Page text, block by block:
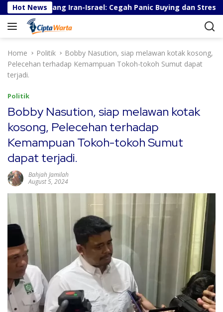
k
Hot News
Perang Iran-Israel: Cegah Panic Buying dan Stres
Home Politik
Bobby Nasution, siap melawan kotak kosong,
Pelecehan terhadap Kemampuan Tokoh-tokoh Sumut dapat
terjadi.
Politik
Bobby Nasution, siap melawan kotak
kosong, Pelecehan terhadap
Kemampuan Tokoh-tokoh Sumut
dapat terjadi.
Bahjah Jamilah
August 5, 2024